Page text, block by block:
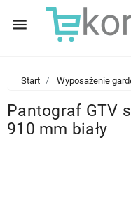
menu
Start Wyposażenie
Pantograf GTV
910 mm biały
|